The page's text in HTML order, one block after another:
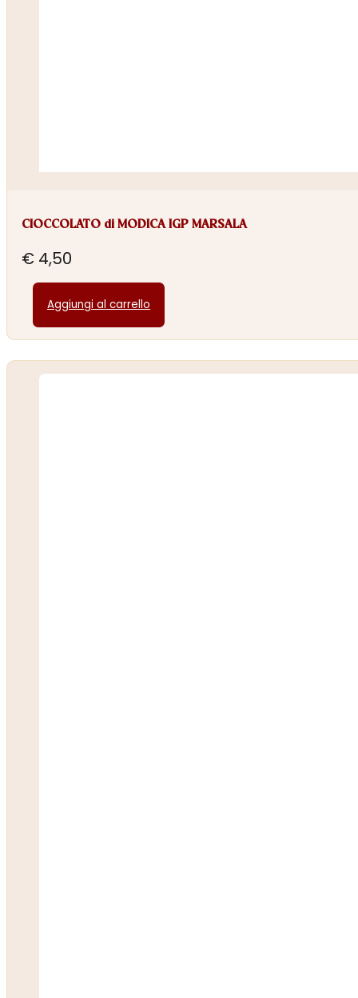
CIOCCOLATO di MODICA IGP MARSALA
€ 4,50
Aggiungi al carrello